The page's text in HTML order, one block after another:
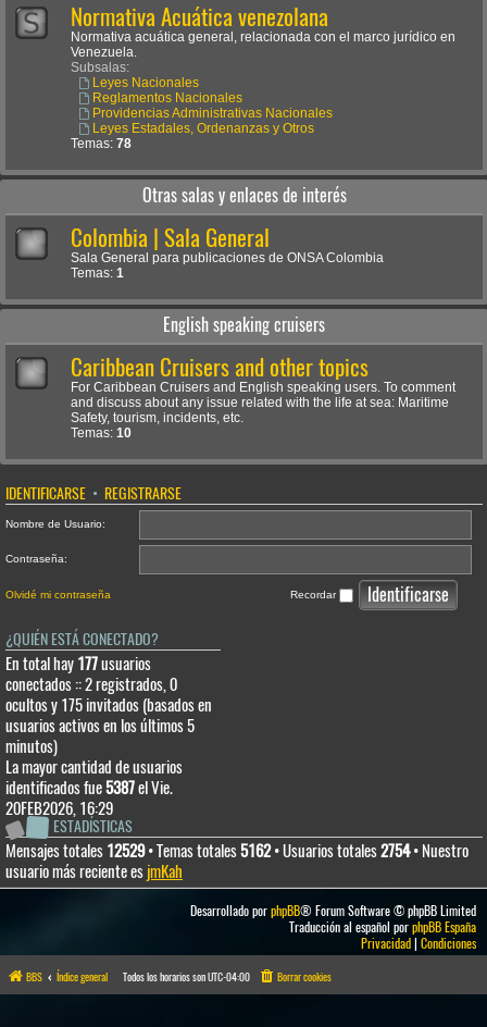
Normativa Acuática venezolana
Normativa acuática general, relacionada con el marco jurídico en
Venezuela.
Subsalas:
Leyes Nacionales
Reglamentos Nacionales
Providencias Administrativas Nacionales
Leyes Estadales, Ordenanzas y Otros
Temas: 78
Otras salas y enlaces de interés
Colombia | Sala General
Sala General para publicaciones de ONSA Colombia
Temas: 1
English speaking cruisers
Caribbean Cruisers and other topics
For Caribbean Cruisers and English speaking users. To comment
and discuss about any issue related with the life at sea: Maritime
Safety, tourism, incidents, etc.
Temas: 10
IDENTIFICARSE • REGISTRARSE
Nombre de Usuario:
Contraseña:
Olvidé mi contraseña Recordar
¿QUIÉN ESTÁ CONECTADO?
En total hay 177usuarios
conectados :: 2 registrados, 0
ocultos y 175 invitados (basados en
usuarios activos en los últimos 5
minutos)
La mayor cantidad de usuarios
identificados fue5387el Vie.
20FEB2026, 16:29
ESTADÍSTICAS
Mensajes totales 12529• Temas totales5162• Usuarios totales2754• Nuestro
usuario más reciente es jmKah
Desarrollado porphpBB® Forum Software © phpBB Limited
Traducción al español porphpBB España
Privacidad| Condiciones
BBS Índice general Todos los horarios sonUTC-04:00 Borrar cookies